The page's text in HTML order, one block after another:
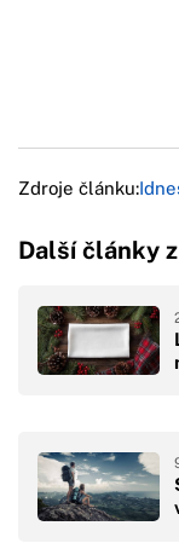
Zdroje článku:
Další články